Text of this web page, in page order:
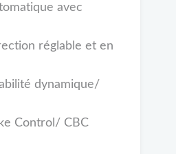
avec
réglable et en
dynamique/
Control/ CBC